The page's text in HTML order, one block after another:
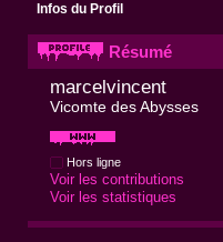
Infos du Profil
Résumé
marcelvincent
Vicomte des Abysses
Hors ligne
Voir les contributions
Voir les statistiques